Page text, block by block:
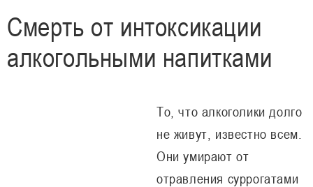
Смерть от интоксикации
алкогольными напитками
То, что алкоголики долго
не живут, известно всем.
Они умирают от
отравления суррогатами